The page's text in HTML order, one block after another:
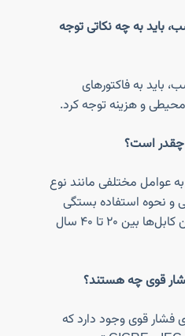
باید به چه نکاتی توجه
باید به فاکتورهای
محیطی و هزینه توجه کرد.
چقدر است؟
عوامل مختلفی مانند نوع
نحوه استفاده بستگی
دارد. به طور کلی، طول عمر مفید این کابل‌ها بین ۲۰ تا ۴۰ سال
قوی چه هستند؟
فشار قوی وجود دارد که